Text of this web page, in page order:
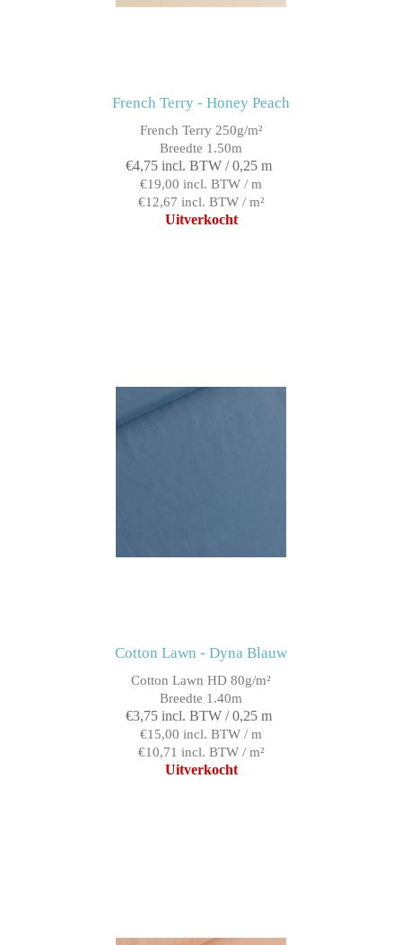
French Terry - Honey Peach
French Terry 250g/m²
Breedte 1.50m
€4,75 incl. BTW / 0,25 m
€19,00 incl. BTW / m
€12,67 incl. BTW / m²
Uitverkocht
Cotton Lawn - Dyna Blauw
Cotton Lawn HD 80g/m²
Breedte 1.40m
€3,75 incl. BTW / 0,25 m
€15,00 incl. BTW / m
€10,71 incl. BTW / m²
Uitverkocht